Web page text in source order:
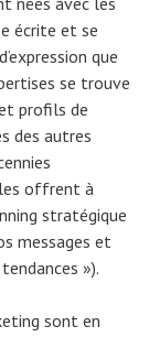
écrite et se
que
se trouve
profils de
des autres
offrent à
stratégique
messages et
»).
sont en